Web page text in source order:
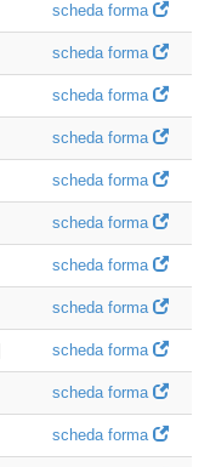
scheda forma
scheda forma
scheda forma
scheda forma
scheda forma
scheda forma
scheda forma
scheda forma
scheda forma
scheda forma
scheda forma